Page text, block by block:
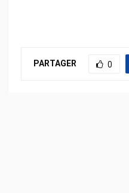
PARTAGER 0